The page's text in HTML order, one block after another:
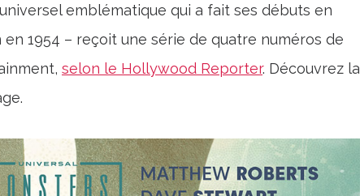
emblématique qui a fait ses débuts en
1954 – reçoit une série de quatre numéros de
selon le Hollywood Reporter. Découvrez la